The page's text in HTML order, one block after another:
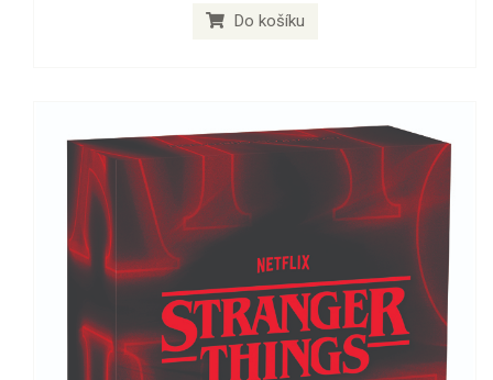
Do košíku